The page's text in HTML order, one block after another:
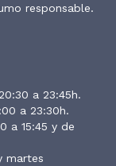
responsable.
a 23:45h.
a 23:30h.
a 15:45 y de
martes